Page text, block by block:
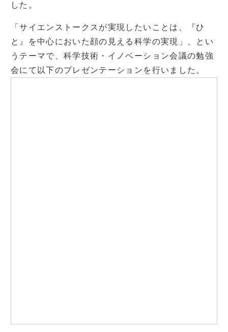
した。
「サイエンストークスが実現したいことは、
『ひ
と』を中心においた顔の見える科学の実現」、とい
うテーマで、科学技術・イノベーション会議の勉強
会にて以下のプレゼンテーションを行いました。